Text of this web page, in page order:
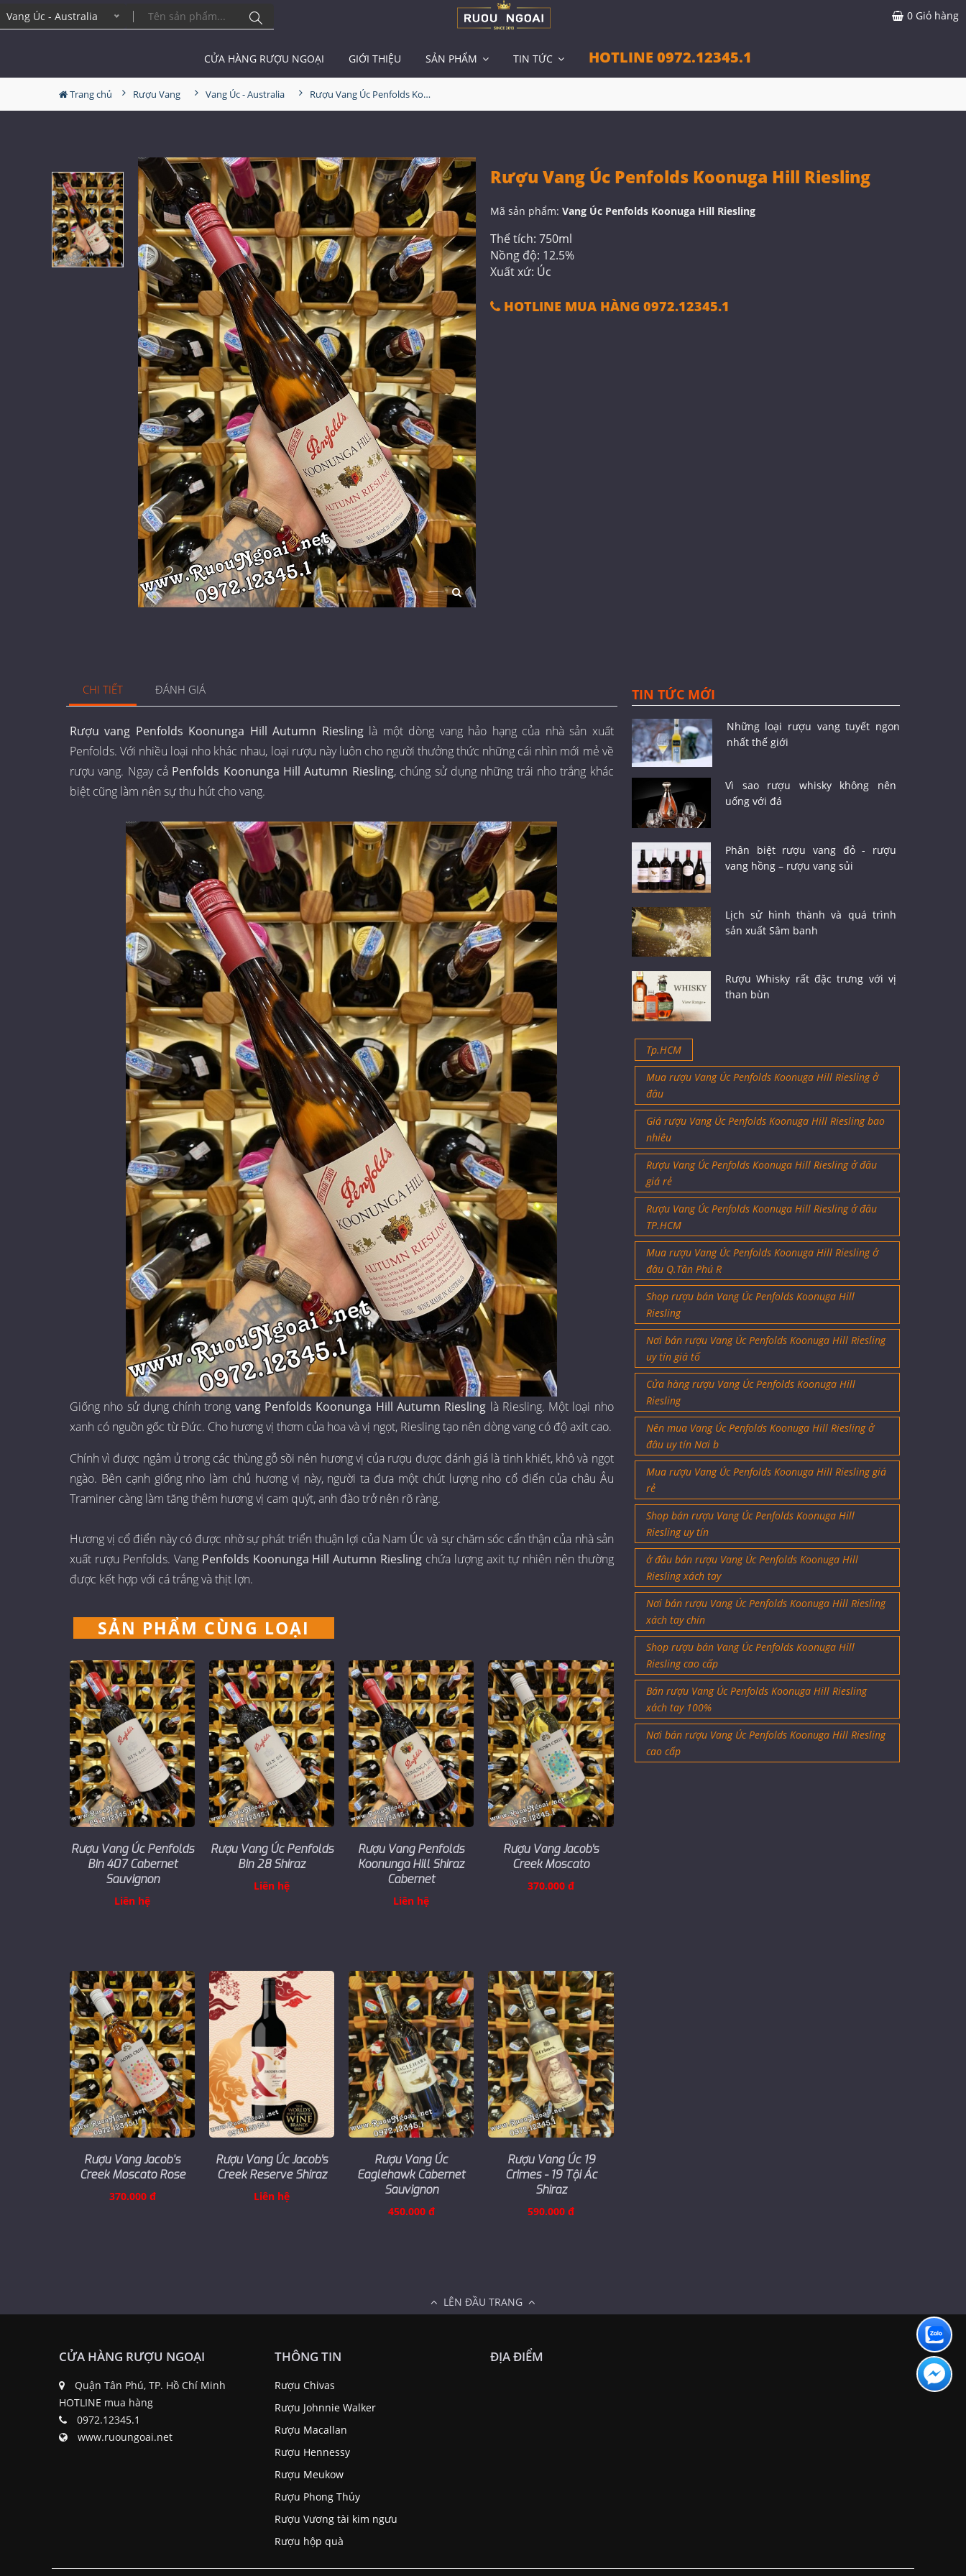
Úc - Australia 0 Giỏ hàng
CỬA HÀNG RƯỢU NGOẠI GIỚI THIỆU SẢN PHẨM TIN TỨC HOTLINE 0972.12345.1
Trang chủ Rượu Vang Vang Úc - Australia Rượu Vang Úc Penfolds Koonuga Hill Riesling
Rượu Vang Úc Penfolds Koonuga Hill Riesling
Mã sản phẩm: Vang Úc Penfolds Koonuga Hill Riesling
Thể tích: 750ml
Nồng độ: 12.5%
Xuất xứ: Úc
HOTLINE MUA HÀNG 0972.12345.1
CHI TIẾT ĐÁNH GIÁ
Rượu vang Penfolds Koonunga Hill Autumn Rieslinglà một dòng vang hảo hạng của nhà sản xuất
Penfolds. Với nhiều loại nho khác nhau, loại rượu này luôn cho người thưởng thức những cái nhìn mới mẻ về
rượu vang. Ngay cả Penfolds Koonunga Hill Autumn Riesling, chúng sử dụng những trái nho trắng khác
biệt cũng làm nên sự thu hút cho vang.
Giống nho sử dụng chính trong vang Penfolds Koonunga Hill Autumn Riesling là Riesling. Một loại nho
xanh có nguồn gốc từ Đức. Cho hương vị thơm của hoa và vị ngọt, Riesling tạo nên dòng vang có độ axit cao.
Chính vì được ngâm ủ trong các thùng gỗ sồi nên hương vị của rượu được đánh giá là tinh khiết, khô và ngọt
ngào. Bên cạnh giống nho làm chủ hương vị này, người ta đưa một chút lượng nho cổ điển của châu Âu
Traminer càng làm tăng thêm hương vị cam quýt, anh đào trở nên rõ ràng.
Hương vị cổ điển này có được nhờ sự phát triển thuận lợi của Nam Úc và sự chăm sóc cẩn thận của nhà sản
xuất rượu Penfolds. Vang Penfolds Koonunga Hill Autumn Riesling chứa lượng axit tự nhiên nên thường
được kết hợp với cá trắng và thịt lợn.
SẢN PHẨM CÙNG LOẠI
Rượu Vang Úc Penfolds
Bin 407 Cabernet
Sauvignon
Liên hệ
Rượu Vang Úc Penfolds
Bin 28 Shiraz
Liên hệ
Rượu Vang Penfolds
Koonunga Hill Shiraz
Cabernet
Liên hệ
Rượu Vang Jacob's
Creek Moscato
370.000 đ
Rượu Vang Jacob’s
Creek Moscato Rose
370.000 đ
Rượu Vang Úc Jacob's
Creek Reserve Shiraz
Liên hệ
Rượu Vang Úc
Eaglehawk Cabernet
Sauvignon
450.000 đ
Rượu Vang Úc 19
Crimes - 19 Tội Ác
Shiraz
590.000 đ
TIN TỨC MỚI
Những loại rượu vang tuyết ngon
nhất thế giới
Vì sao rượu whisky không nên
uống với đá
Phân biệt rượu vang đỏ - rượu
vang hồng – rượu vang sủi
Lịch sử hình thành và quá trình
sản xuất Sâm banh
Rượu Whisky rất đặc trưng với vị
than bùn
Tp.HCM
Mua rượu Vang Úc Penfolds Koonuga Hill Riesling ở
đâu
Giá rượu Vang Úc Penfolds Koonuga Hill Riesling bao
nhiêu
Rượu Vang Úc Penfolds Koonuga Hill Riesling ở đâu
giá rẻ
Rượu Vang Úc Penfolds Koonuga Hill Riesling ở đâu
TP.HCM
Mua rượu Vang Úc Penfolds Koonuga Hill Riesling ở
đâu Q.Tân Phú R
Shop rượu bán Vang Úc Penfolds Koonuga Hill
Riesling
Nơi bán rượu Vang Úc Penfolds Koonuga Hill Riesling
uy tín giá tố
Cửa hàng rượu Vang Úc Penfolds Koonuga Hill
Riesling
Nên mua Vang Úc Penfolds Koonuga Hill Riesling ở
đâu uy tín Nơi b
Mua rượu Vang Úc Penfolds Koonuga Hill Riesling giá
rẻ
Shop bán rượu Vang Úc Penfolds Koonuga Hill
Riesling uy tín
ở đâu bán rượu Vang Úc Penfolds Koonuga Hill
Riesling xách tay
Nơi bán rượu Vang Úc Penfolds Koonuga Hill Riesling
xách tay chín
Shop rượu bán Vang Úc Penfolds Koonuga Hill
Riesling cao cấp
Bán rượu Vang Úc Penfolds Koonuga Hill Riesling
xách tay 100%
Nơi bán rượu Vang Úc Penfolds Koonuga Hill Riesling
cao cấp
LÊN ĐẦU TRANG
CỬA HÀNG RƯỢU NGOẠI
Quận Tân Phú, TP. Hồ Chí Minh
HOTLINE mua hàng
0972.12345.1
www.ruoungoai.net
THÔNG TIN
Rượu Chivas
Rượu Johnnie Walker
Rượu Macallan
Rượu Hennessy
Rượu Meukow
Rượu Phong Thủy
Rượu Vương tài kim ngưu
Rượu hộp quà
ĐỊA ĐIỂM